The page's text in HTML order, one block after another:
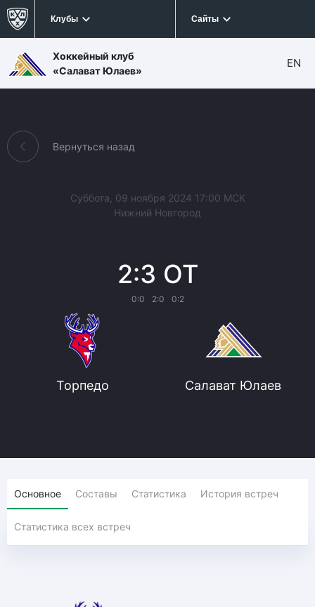
Клубы Сайты
Хоккейный клуб
«Салават Юлаев»
EN
Вернуться назад
Торпедо
Суббота, 09 ноября 2024 17:00 МСК
Нижний Новгород
2:3 ОТ
0:0 2:0 0:2
Салават Юлаев
Основное Составы Статистика История встреч
Статистика всех встреч